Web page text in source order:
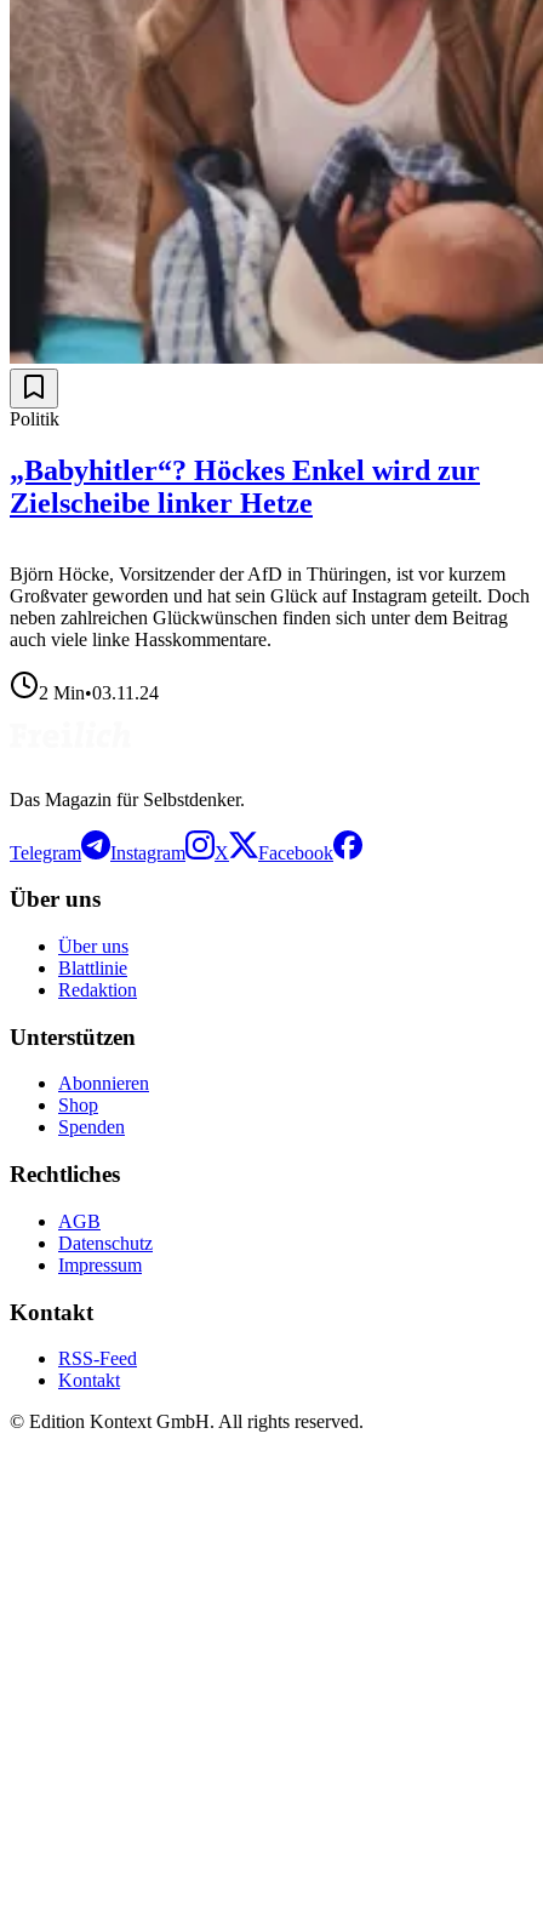
Politik
„Babyhitler“? Höckes Enkel wird zur
Zielscheibe linker Hetze
Björn Höcke, Vorsitzender der AfD in Thüringen, ist vor kurzem
Großvater geworden und hat sein Glück auf Instagram geteilt. Doch
neben zahlreichen Glückwünschen finden sich unter dem Beitrag
auch viele linke Hasskommentare.
2 Min•03.11.24
Das Magazin für Selbstdenker.
Telegram Instagram X Facebook
Über uns
Über uns
Blattlinie
Redaktion
Unterstützen
Abonnieren
Shop
Spenden
Rechtliches
AGB
Datenschutz
Impressum
Kontakt
RSS-Feed
Kontakt
© Edition Kontext GmbH. All rights reserved.